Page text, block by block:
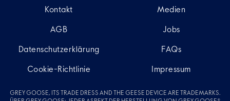
Kontakt
AGB
Datenschutzerklärung
Cookie-Richtlinie
Medien
Jobs
FAQs
Impressum
GREY GOOSE, ITS TRADE DRESS AND THE GEESE DEVICE ARE TRADEMARKS.